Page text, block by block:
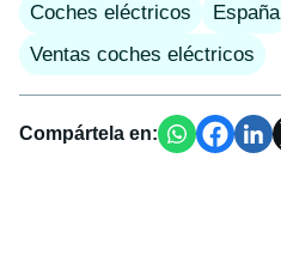
Coches eléctricos
España
Ventas coches eléctricos
Compártela en: